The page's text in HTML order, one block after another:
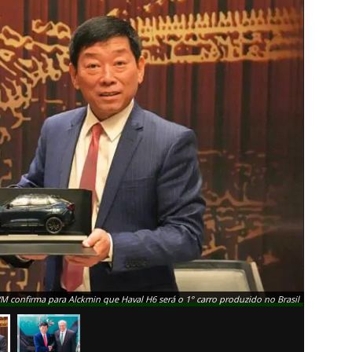
confirma para Alckmin que Haval H6 será o 1° carro produzido no Brasil